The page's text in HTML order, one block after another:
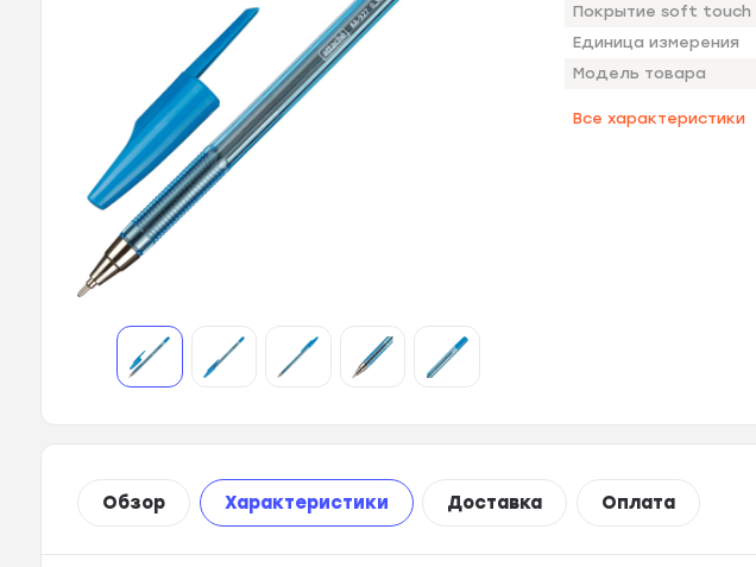
Покрытие soft touch
Единица измерения
Модель товара
Все характеристики
Обзор Характеристики Доставка Оплата